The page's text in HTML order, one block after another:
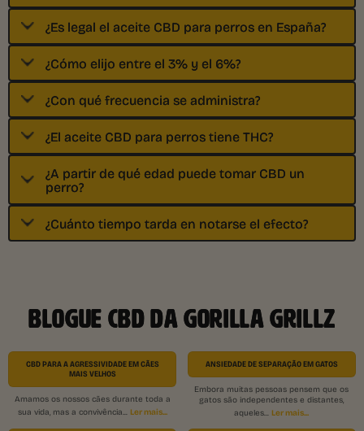
¿Es legal el aceite CBD para perros en España?
¿Cómo elijo entre el 3% y el 6%?
¿Con qué frecuencia se administra?
¿El aceite CBD para perros tiene THC?
¿A partir de qué edad puede tomar CBD un
perro?
¿Cuánto tiempo tarda en notarse el efecto?
BLOGUE CBD DA GORILLA GRILLZ
CBD PARA A AGRESSIVIDADE EM CÃES
MAIS VELHOS
Amamos os nossos cães durante toda a
sua vida, mas a convivência... Ler mais...
ANSIEDADE DE SEPARAÇÃO EM GATOS
Embora muitas pessoas pensem que os
gatos são independentes e distantes,
aqueles...Ler mais...